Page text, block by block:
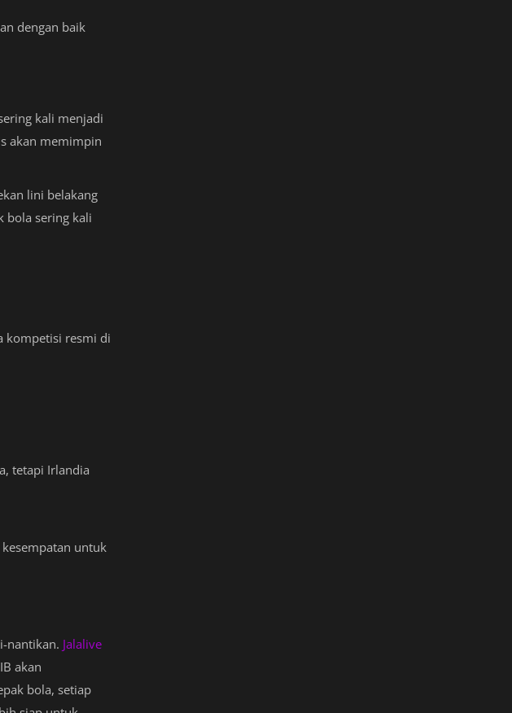
dengan baik
kali menjadi
akan memimpin
lini belakang
bola sering kali
kompetisi resmi di
tetapi Irlandia
untuk
nantikan. Jalalive
akan
bola, setiap